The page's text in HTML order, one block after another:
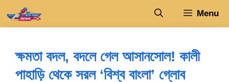
Menu
ক্ষমতা বদল, বদলে গেল আসানসোল! কালী
পাহাড়ি থেকে সরল ‘বিশ্ব বাংলা’ গ্লোব